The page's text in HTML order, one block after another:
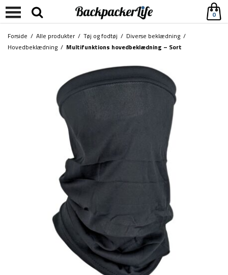
0
Forside / Alle produkter/ Tøj og fodtøj / Diverse beklædning /
Hovedbeklædning / Multifunktions hovedbeklædning – Sort